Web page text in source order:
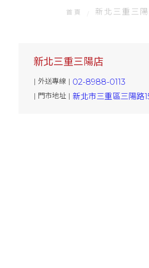
首頁 新北三重三
新北三重三陽店
| 外送專線 | 02-8988-0113
| 門市地址 |新北市三重區三陽路